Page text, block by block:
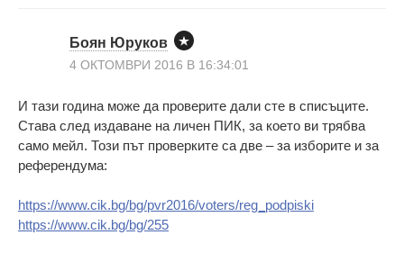
Боян Юруков
4 ОКТОМВРИ 2016 В 16:34:01
И тази година може да проверите дали сте в списъците.
Става след издаване на личен ПИК, за което ви трябва
само мейл. Този път проверките са две – за изборите и за
референдума:
https://www.cik.bg/bg/pvr2016/voters/reg_podpiski
https://www.cik.bg/bg/255